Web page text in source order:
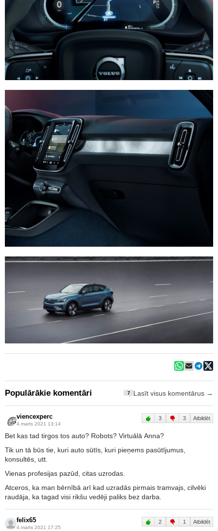
Populārākie komentāri 7 Lasīt visus komentārus →
viencexperc
4.marts 2021 13:14
3 3 Atbildēt
Bet kas tad tirgos tos auto? Robots? Virtuālā Anna?
Tik un tā būs tie, kuri auto sūtīs, kuri pieņems pasūtījumus,
konsultēs, utt.
Vienas profesijas pazūd, citas uzrodas.
Atceros, ka man bērnībā arī kad uzradās pirmais tramvajs, cilvēki
raudāja, ka tagad visi rikšu vedēji paliks bez darba.
felix65
4.marts 2021 17:25
2 1 Atbildēt